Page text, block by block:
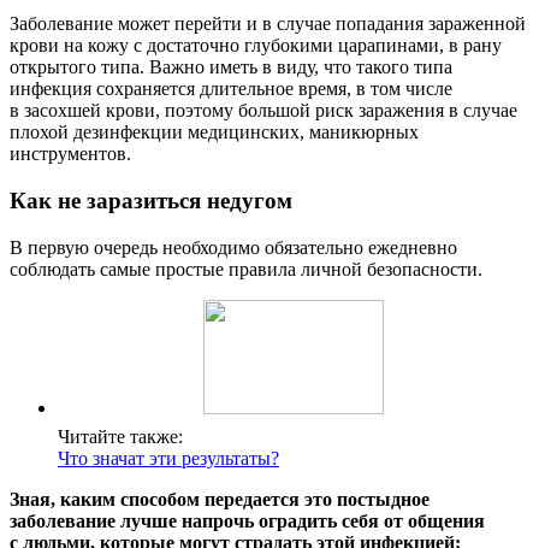
Заболевание может перейти и в случае попадания зараженной
крови на кожу с достаточно глубокими царапинами, в рану
открытого типа. Важно иметь в виду, что такого типа
инфекция сохраняется длительное время, в том числе
в засохшей крови, поэтому большой риск заражения в случае
плохой дезинфекции медицинских, маникюрных
инструментов.
Как не заразиться недугом
В первую очередь необходимо обязательно ежедневно
соблюдать самые простые правила личной безопасности.
Читайте также:
Что значат эти результаты?
Зная, каким способом передается это постыдное
заболевание лучше напрочь оградить себя от общения
с людьми, которые могут страдать этой инфекцией: